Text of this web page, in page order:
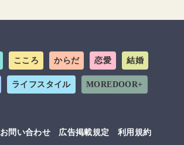
こころ からだ 恋愛 結婚
ライフスタイル MOREDOOR+
お問い合わせ 広告掲載規定 利用規約